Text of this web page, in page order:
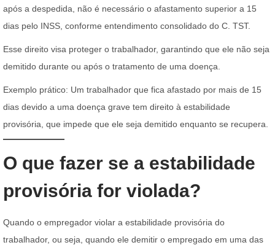
após a despedida, não é necessário o afastamento superior a 15
dias pelo INSS, conforme entendimento consolidado do C. TST.
Esse direito visa proteger o trabalhador, garantindo que ele não seja
demitido durante ou após o tratamento de uma doença.
Exemplo prático: Um trabalhador que fica afastado por mais de 15
dias devido a uma doença grave tem direito à estabilidade
provisória, que impede que ele seja demitido enquanto se recupera.
O que fazer se a estabilidade
provisória for violada?
Quando o empregador violar a estabilidade provisória do
trabalhador, ou seja, quando ele demitir o empregado em uma das